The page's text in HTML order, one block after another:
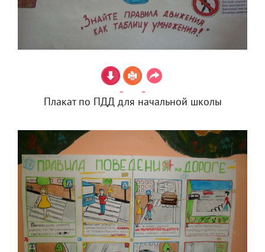
Плакат по ПДД для начальной школы